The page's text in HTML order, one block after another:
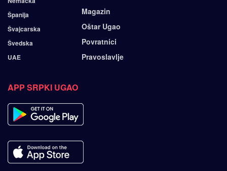
Španija
Švajcarska
Švedska
UAE
Magazin
Oštar Ugao
Povratnici
Pravoslavlje
APP SRPKI UGAO